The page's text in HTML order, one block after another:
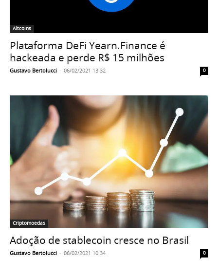
Altcoins
Plataforma DeFi Yearn.Finance é
hackeada e perde R$ 15 milhões
Gustavo Bertolucci - 06/02/2021 13:32 0
Criptomoedas
Adoção de stablecoin cresce no Brasil
Gustavo Bertolucci - 06/02/2021 10:34 0